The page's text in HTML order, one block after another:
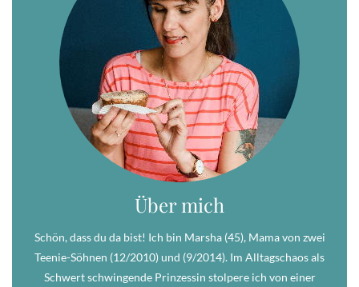
Über mich
Schön, dass du da bist! Ich bin Marsha (45), Mama von zwei
Teenie-Söhnen (12/2010) und (9/2014). Im Alltagschaos als
Schwert schwingende Prinzessin stolpere ich von einer